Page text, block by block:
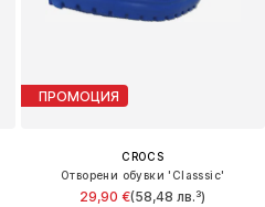
ПРОМОЦИЯ
CROCS
Отворени обувки 'Classsic'
29,90 €(58,48 лв.³)